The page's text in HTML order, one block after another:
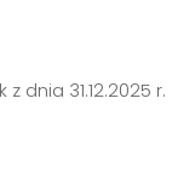
dnia 31.12.2025 r.